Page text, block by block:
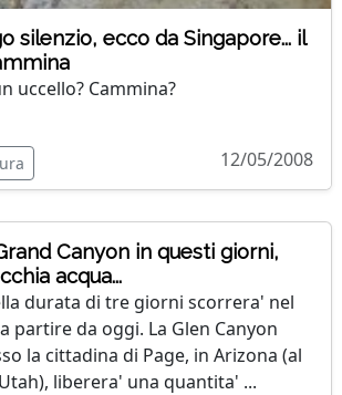
silenzio, ecco da Singapore... il
uccello? Cammina?
12/05/2008
Canyon in questi giorni,
acqua...
durata di tre giorni scorrera' nel
partire da oggi. La Glen Canyon
la cittadina di Page, in Arizona (al
liberera' una quantita' ...